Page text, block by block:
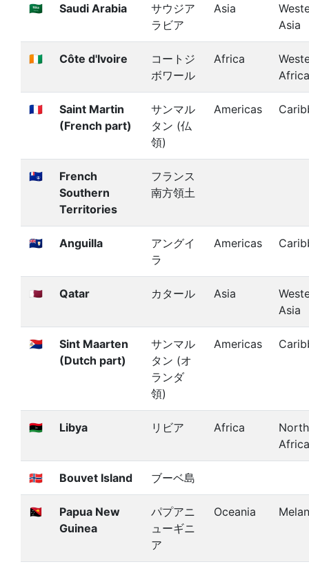
🇸🇦 Saudi Arabia
サウジア
ラビア
Asia
Asia
🇨🇮 Côte d'Ivoire
コートジ
ボワール
Africa
Africa
🇲🇫
Saint Martin
(French part)
サンマル
タン (仏
領)
Americas
🇹🇫
French
Southern
Territories
フランス
南方領土
🇦🇮 Anguilla
アングイ
ラ
Americas
🇶🇦 Qatar カタール Asia
Asia
🇸🇽
Sint Maarten
(Dutch part)
サンマル
タン (オ
ランダ
領)
Americas
🇱🇾 Libya リビア Africa
Africa
🇧🇻 Bouvet Island ブーベ島
🇵🇬
Papua New
Guinea
パプアニ
ューギニ
ア
Oceania